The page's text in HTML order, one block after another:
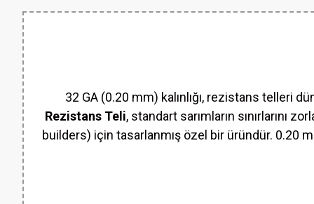
32 GA (0.20 mm) kalınlığı, rezistans telleri
Rezistans Teli, standart sarımların sınırlarını
builders) için tasarlanmış özel bir üründür. 0.20